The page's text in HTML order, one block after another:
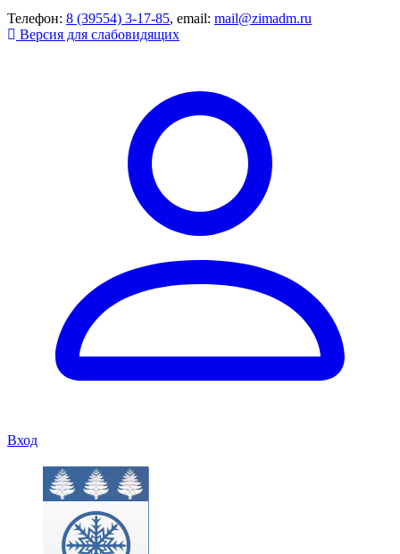
Телефон: 8 (39554) 3-17-85, email: mail@zimadm.ru
Версия для слабовидящих
Вход